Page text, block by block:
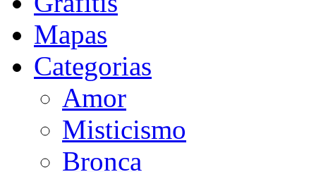
Mapas
Categorias
Amor
Misticismo
Bronca